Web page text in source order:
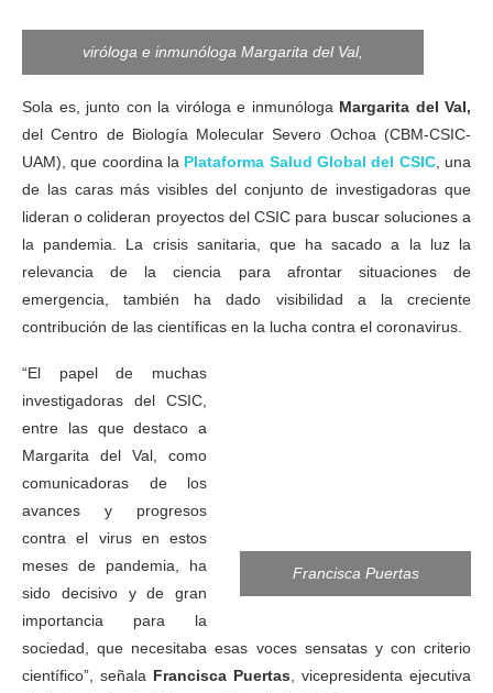
viróloga e inmunóloga Margarita del Val,
Sola es, junto con la viróloga e inmunóloga Margarita del Val,
del Centro de Biología Molecular Severo Ochoa (CBM-CSIC-
UAM), que coordina la Plataforma Salud Global del CSIC, una
de las caras más visibles del conjunto de investigadoras que
lideran o colideran proyectos del CSIC para buscar soluciones a
la pandemia. La crisis sanitaria, que ha sacado a la luz la
relevancia de la ciencia para afrontar situaciones de
emergencia, también ha dado visibilidad a la creciente
contribución de las científicas en la lucha contra el coronavirus.
Francisca Puertas
“El papel de muchas
investigadoras del CSIC,
entre las que destaco a
Margarita del Val, como
comunicadoras de los
avances y progresos
contra el virus en estos
meses de pandemia, ha
sido decisivo y de gran
importancia para la
sociedad, que necesitaba esas voces sensatas y con criterio
científico”, señala Francisca Puertas , vicepresidenta ejecutiva